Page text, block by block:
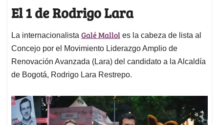
El 1 de Rodrigo Lara
La internacionalista Galé Mallol es la cabeza de lista al
Concejo por el Movimiento Liderazgo Amplio de
Renovación Avanzada (Lara) del candidato a la Alcaldía
de Bogotá, Rodrigo Lara Restrepo.